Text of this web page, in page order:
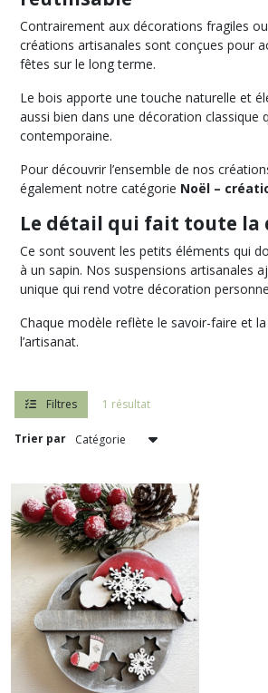
Contrairement aux décorations fragiles
créations artisanales sont conçues pour
fêtes sur le long terme.
Le bois apporte une touche naturelle et
aussi bien dans une décoration classique
contemporaine.
Pour découvrir l’ensemble de nos
également notre catégorie Noël –
Le détail qui fait toute la
Ce sont souvent les petits éléments qui
à un sapin. Nos suspensions artisanales
unique qui rend votre décoration
Chaque modèle reflète le savoir-faire et
l’artisanat.
Filtres 1 résultat
Trier par
COMPTE
À
-
CALENDRIERS
L'AVENT
(3)
Afficher
les
résultats